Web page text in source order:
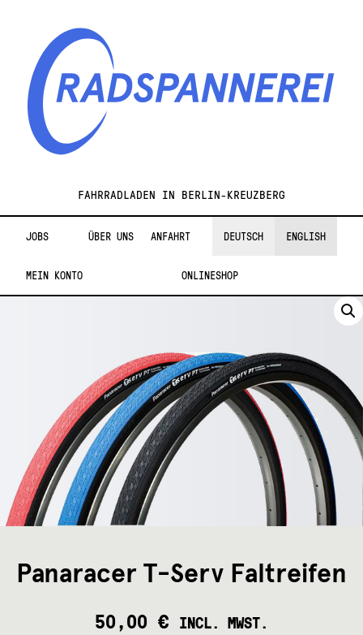
RadspannereiFAHRRADLADEN IN BERLIN-KREUZBERG
JOBS ÜBER UNS ANFAHRT DEUTSCH ENGLISH
MEIN KONTO ONLINESHOP
Panaracer T-Serv Faltreifen
50,00 € INCL. MWST.